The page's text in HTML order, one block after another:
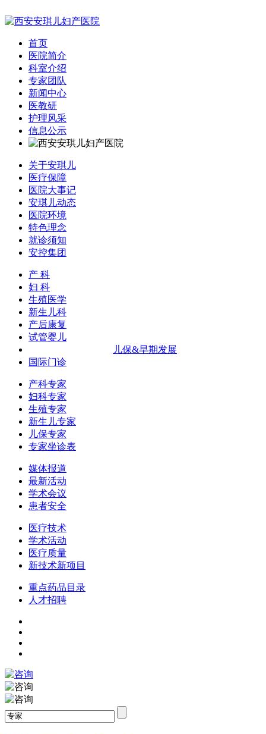
首页
医院简介
科室介绍
专家团队
新闻中心
医教研
护理风采
信息公示
关于安琪儿
医疗保障
医院大事记
安琪儿动态
医院环境
特色理念
就诊须知
安控集团
产 科
妇 科
生殖医学
新生儿科
产后康复
试管婴儿
儿保&早期发展
国际门诊
产科专家
妇科专家
生殖专家
新生儿专家
儿保专家
专家坐诊表
媒体报道
最新活动
学术会议
患者安全
医疗技术
学术活动
医疗质量
新技术新项目
重点药品目录
人才招聘